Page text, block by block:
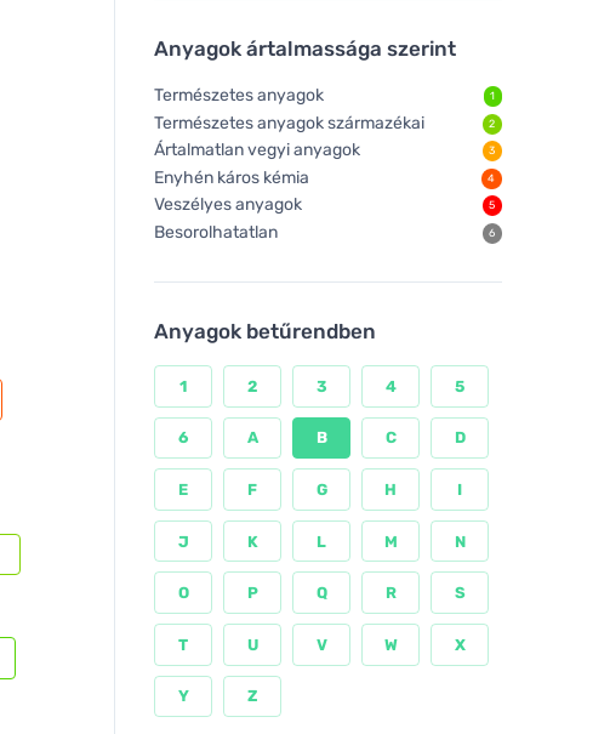
Anyagok ártalmassága szerint
Természetes anyagok 1
Természetes anyagok származékai 2
Ártalmatlan vegyi anyagok 3
Enyhén káros kémia 4
Veszélyes anyagok 5
Besorolhatatlan 6
Anyagok betűrendben
1 2 3 4 5
6 A B C D
E F G H I
J K L M N
O P Q R S
T U V W X
Y Z